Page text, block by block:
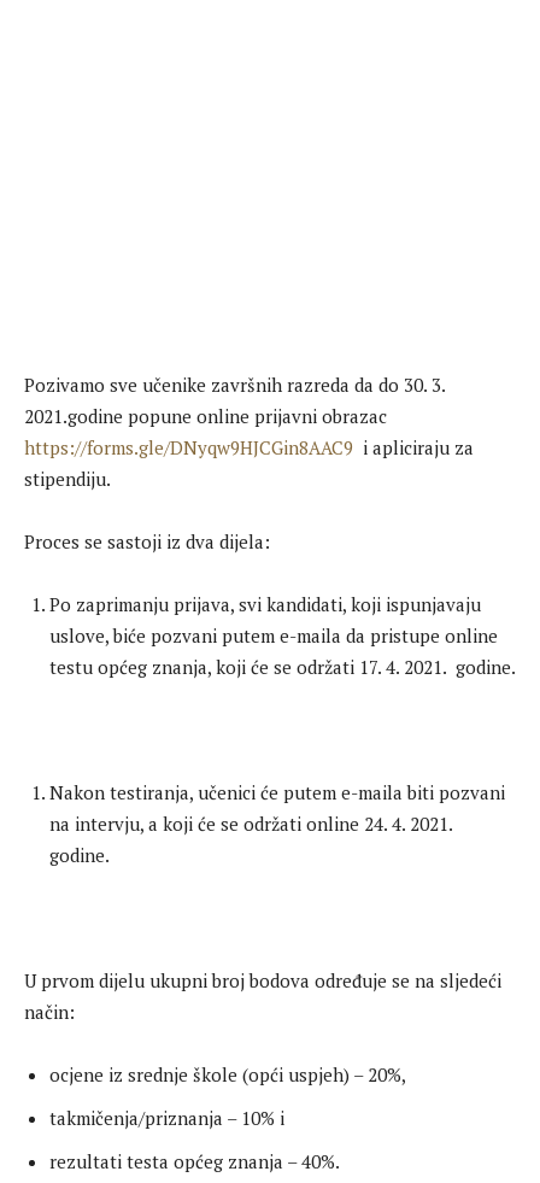
Pozivamo sve učenike završnih razreda da do 30. 3.
2021.godine popune online prijavni obrazac
https://forms.gle/DNyqw9HJCGin8AAC9 i apliciraju za
stipendiju.
Proces se sastoji iz dva dijela:
Po zaprimanju prijava, svi kandidati, koji ispunjavaju
uslove, biće pozvani putem e-maila da pristupe online
testu općeg znanja, koji će se održati 17. 4. 2021. godine.
Nakon testiranja, učenici će putem e-maila biti pozvani
na intervju, a koji će se održati online 24. 4. 2021.
godine.
U prvom dijelu ukupni broj bodova određuje se na sljedeći
način:
ocjene iz srednje škole (opći uspjeh) – 20%,
takmičenja/priznanja – 10% i
rezultati testa općeg znanja – 40%.